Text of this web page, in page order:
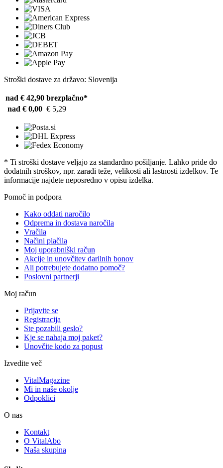
Stroški dostave za državo: Slovenija
nad € 42,90 brezplačno*
nad € 0,00 € 5,29
* Ti stroški dostave veljajo za standardno pošiljanje. Lahko pride do
dodatnih stroškov, npr. zaradi teže, velikosti ali lastnosti izdelkov. Te
informacije najdete neposredno v opisu izdelka.
Pomoč in podpora
Kako oddati naročilo
Odprema in dostava naročila
Vračila
Načini plačila
Moj uporabniški račun
Akcije in unovčitev darilnih bonov
Ali potrebujete dodatno pomoč?
Poslovni partnerji
Moj račun
Prijavite se
Registracija
Ste pozabili geslo?
Kje se nahaja moj paket?
Unovčite kodo za popust
Izvedite več
VitalMagazine
Mi in naše okolje
Odpoklici
O nas
Kontakt
O VitalAbo
Naša skupina